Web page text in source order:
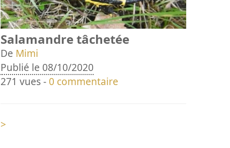
Salamandre tâchetée
De Mimi
Publié le 08/10/2020
271 vues - 0 commentaire
>